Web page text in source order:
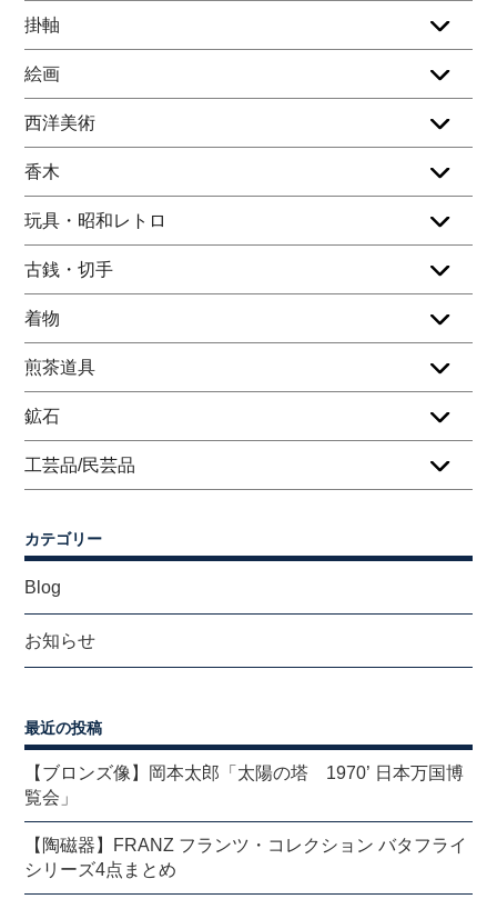
掛軸
絵画
西洋美術
香木
玩具・昭和レトロ
古銭・切手
着物
煎茶道具
鉱石
工芸品/民芸品
カテゴリー
Blog
お知らせ
最近の投稿
【ブロンズ像】岡本太郎「太陽の塔 1970’ 日本万国博
覧会」
【陶磁器】FRANZ フランツ・コレクション バタフライ
シリーズ4点まとめ